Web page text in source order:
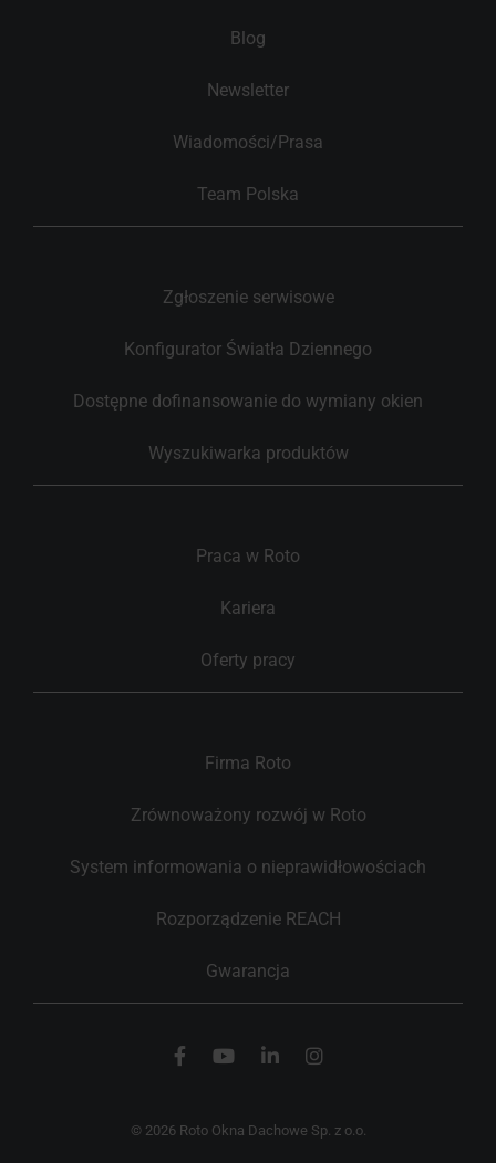
Blog
Newsletter
Wiadomości/Prasa
Team Polska
Zgłoszenie serwisowe
Konfigurator Światła Dziennego
Dostępne dofinansowanie do wymiany okien
Wyszukiwarka produktów
Praca w Roto
Kariera
Oferty pracy
Firma Roto
Zrównoważony rozwój w Roto
System informowania o nieprawidłowościach
Rozporządzenie REACH
Gwarancja
© 2026 Roto Okna Dachowe Sp. z o.o.